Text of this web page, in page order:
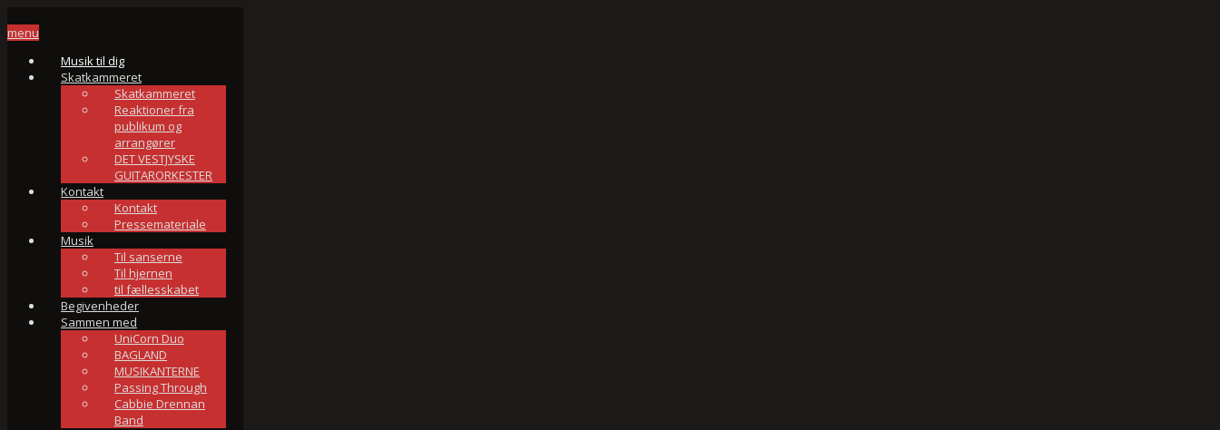
menu
Musik til dig
Skatkammeret
Skatkammeret
Reaktioner fra
publikum og
arrangører
DET VESTJYSKE
GUITARORKESTER
Kontakt
Kontakt
Pressemateriale
Musik
Til sanserne
Til hjernen
til fællesskabet
Begivenheder
Sammen med
UniCorn Duo
BAGLAND
MUSIKANTERNE
Passing Through
Cabbie Drennan
Band